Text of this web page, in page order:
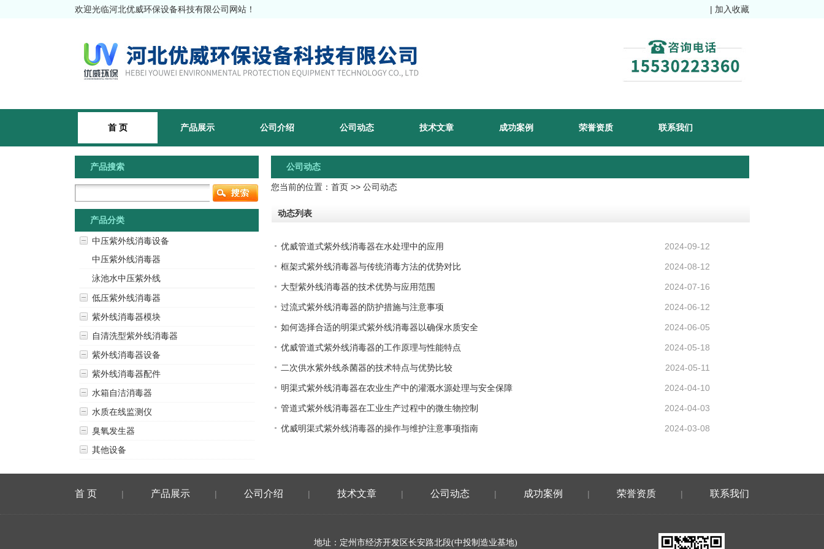
欢迎光临河北优威环保设备科技有限公司网站！ | 加入收藏
首 页 产品展示 公司介绍 公司动态 技术文章 成功案例 荣誉资质 联系我们
公司动态
您当前的位置： 首页 >> 公司动态
动态列表
优威管道式紫外线消毒器在水处理中的应用 2024-09-12
框架式紫外线消毒器与传统消毒方法的优势对比 2024-08-12
大型紫外线消毒器的技术优势与应用范围 2024-07-16
过流式紫外线消毒器的防护措施与注意事项 2024-06-12
如何选择合适的明渠式紫外线消毒器以确保水质安全 2024-06-05
优威管道式紫外线消毒器的工作原理与性能特点 2024-05-18
二次供水紫外线杀菌器的技术特点与优势比较 2024-05-11
明渠式紫外线消毒器在农业生产中的灌溉水源处理与安全保障 2024-04-10
管道式紫外线消毒器在工业生产过程中的微生物控制 2024-04-03
优威明渠式紫外线消毒器的操作与维护注意事项指南 2024-03-08
产品搜索
产品分类
中压紫外线消毒设备
中压紫外线消毒器
泳池水中压紫外线
低压紫外线消毒器
紫外线消毒器模块
自清洗型紫外线消毒器
紫外线消毒器设备
紫外线消毒器配件
水箱自洁消毒器
水质在线监测仪
臭氧发生器
其他设备
首 页 | 产品展示 | 公司介绍 | 技术文章 | 公司动态 | 成功案例 | 荣誉资质 | 联系我们
地址：定州市经济开发区长安路北段(中投制造业基地)